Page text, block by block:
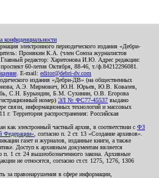
конфиденциальности
электронного периодического издания «Дебри-
Пронякин К.А. (член Союза журналистов
редактор: Харитонова И.Ю. Адрес редакции:
60-летия Октября, 88-46, т./ф.84212296081.
. E-mail: editor@debri-dv.com
издания «Дебри-ДВ» (на общественных
А.Э. Мирмович, Ю.Н. Юрьев, Ю.В. Ковалев,
С.Н. Бурындин, Б.М. Сухинин, О.В. Егорова
номер) ЭЛ № ФС77-45537 выдано
связи, информационных технологий и массовых
г. Территория распространения: Российская
электронный частный архив, в соответствии с ФЗ
Федерации» , согласно п. 2 ст. 13 «Создание архивов».
газет и журналов, изданные книги, а также
Доступ к архивным документам является
п. 1 ст. 24 вышеобозначенного закона. Архивные
не относятся, согласно ст.ст. 1275, 1276, 1306
за правонарушения в сфере информации,